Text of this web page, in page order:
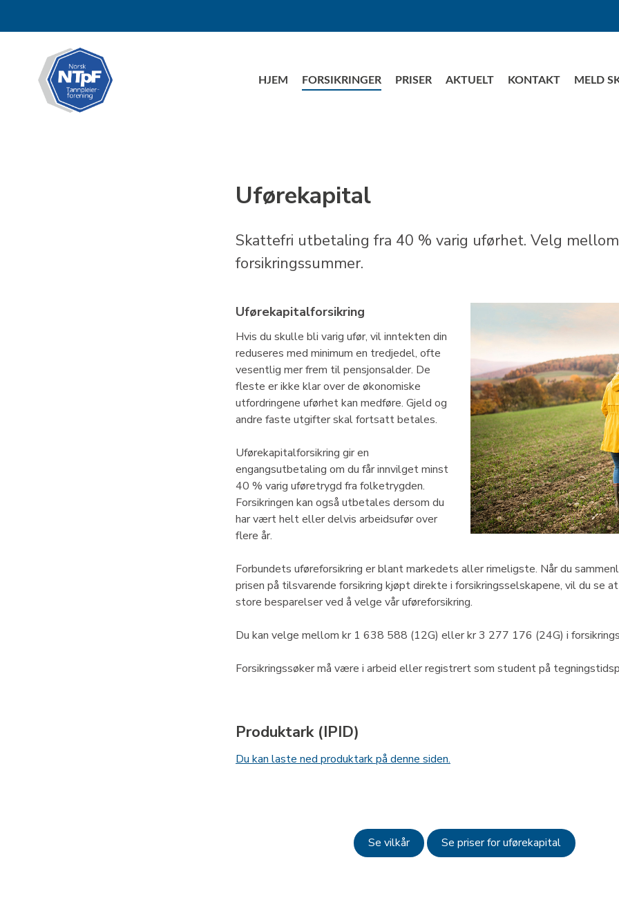
HJEM FORSIKRINGER PRISER AKTUELT KONTAKT MELD
Uførekapital
Skattefri utbetaling fra 40 % varig uførhet. Velg
forsikringssummer.
Uførekapitalforsikring
Hvis du skulle bli varig ufør, vil inntekten din
reduseres med minimum en tredjedel, ofte
vesentlig mer frem til pensjonsalder. De
fleste er ikke klar over de økonomiske
utfordringene uførhet kan medføre. Gjeld og
andre faste utgifter skal fortsatt betales.
Uførekapitalforsikring gir en
engangsutbetaling om du får innvilget minst
40 % varig uføretrygd fra folketrygden.
Forsikringen kan også utbetales dersom du
har vært helt eller delvis arbeidsufør over
flere år.
Forbundets uføreforsikring er blant markedets aller rimeligste. Når du
prisen på tilsvarende forsikring kjøpt direkte i forsikringsselskapene, vil du se
store besparelser ved å velge vår uføreforsikring.
Du kan velge mellom kr 1 638 588 (12G) eller kr 3 277 176 (24G) i
Forsikringssøker må være i arbeid eller registrert som student på
Produktark (IPID)
Du kan laste ned produktark på denne siden.
Se vilkår Se priser for uførekapital